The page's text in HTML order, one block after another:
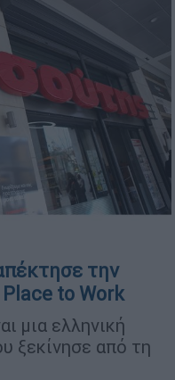
την
to Work
μια ελληνική
ξεκίνησε από τη